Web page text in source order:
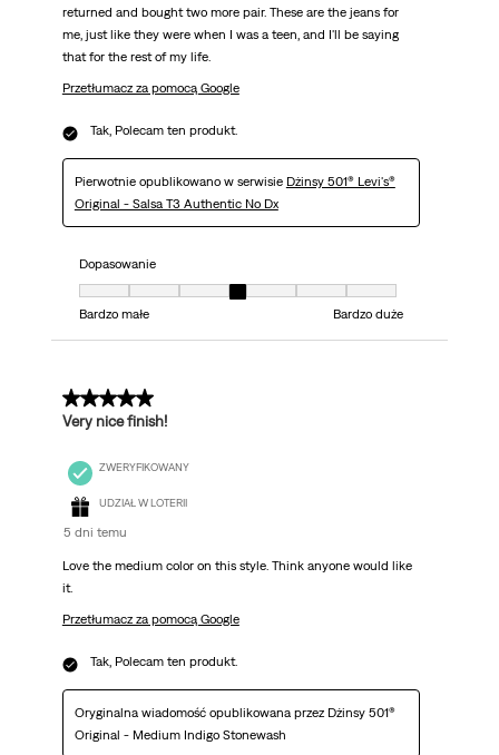
returned and bought two more pair. These are the jeans for
me, just like they were when I was a teen, and I'll be saying
that for the rest of my life.
Przetłumacz za pomocą Google
Tak, Polecam ten produkt.
Pierwotnie opublikowano w serwisie Dżinsy 501® Levi's®
Original - Salsa T3 Authentic No Dx
Dopasowanie
Dopasowanie, 4 z 7, gdzie 1 jest równe Bardzo małe i 7 jest równe Bardzo
Bardzo małe
Bardzo duże
5 z 5 gwiazdek.
Very nice finish!
ZWERYFIKOWANY
UDZIAŁ W LOTERII
5 dni temu
Love the medium color on this style. Think anyone would like
it.
Przetłumacz za pomocą Google
Tak, Polecam ten produkt.
Oryginalna wiadomość opublikowana przez Dżinsy 501®
Original - Medium Indigo Stonewash